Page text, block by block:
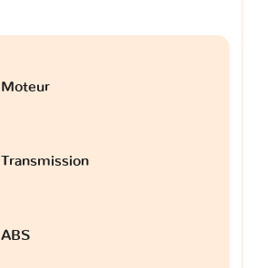
Moteur
Transmission
ABS